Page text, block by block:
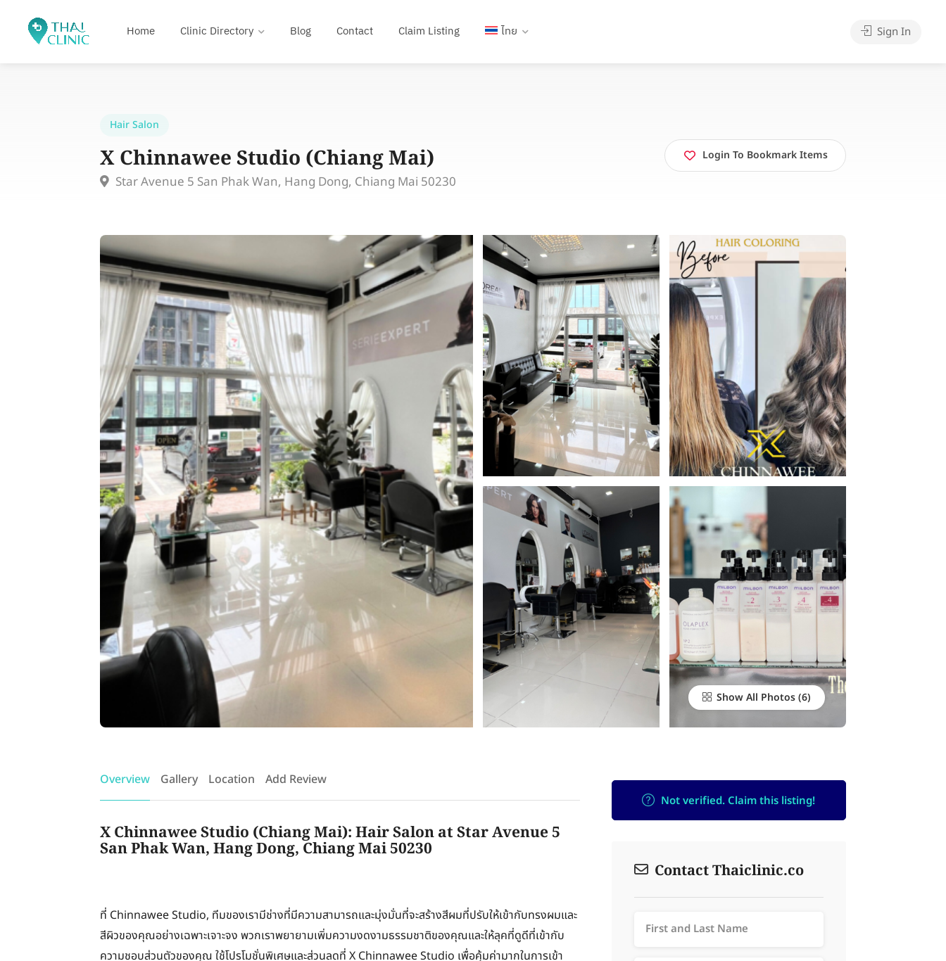
Home Clinic Directory Blog Contact Claim Listing ไทย Sign In
Hair Salon
X Chinnawee Studio (Chiang Mai)
Star Avenue 5 San Phak Wan, Hang Dong, Chiang Mai 50230
Login To Bookmark Items
Show All Photos
Overview Gallery Location Add Review
X Chinnawee Studio (Chiang Mai): Hair Salon at Star Avenue 5
San Phak Wan, Hang Dong, Chiang Mai 50230
ที่ Chinnawee Studio, ทีมของเรามีช่างที่มีความสามารถและมุ่งมั่นที่จะสร้างสีผมที่ปรับให้เข้ากับทรงผมและ
สีผิวของคุณอย่างเฉพาะเจาะจง พวกเราพยายามเพิ่มความงดงามธรรมชาติของคุณและให้ลุคที่ดูดีที่เข้ากับ
ความชอบส่วนตัวของคุณ ใช้โปรโมชั่นพิเศษและส่วนลดที่ X Chinnawee Studio เพื่อคุ้มค่ามากในการเข้า
Not verified. Claim this listing!
Contact Thaiclinic.co